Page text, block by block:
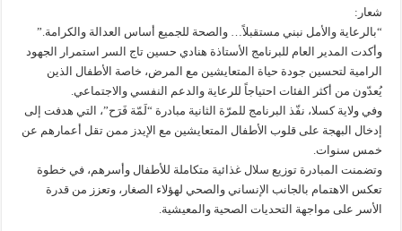
شعار:
“بالرعاية والأمل نبني مستقبلاً… والصحة للجميع أساس العدالة والكرامة.”
وأكدت المدير العام للبرنامج الأستاذة هنادي حسين تاج السر استمرار الجهود
الرامية لتحسين جودة حياة المتعايشين مع المرض، خاصة الأطفال الذين
يُعدّون من أكثر الفئات احتياجاً للرعاية والدعم النفسي والاجتماعي.
وفي ولاية كسلا، نفّذ البرنامج للمرّة الثانية مبادرة “لَمّة فَرَح”، التي هدفت إلى
إدخال البهجة على قلوب الأطفال المتعايشين مع الإيدز ممن تقل أعمارهم عن
خمس سنوات.
وتضمنت المبادرة توزيع سلال غذائية متكاملة للأطفال وأسرهم، في خطوة
تعكس الاهتمام بالجانب الإنساني والصحي لهؤلاء الصغار، وتعزز من قدرة
الأسر على مواجهة التحديات الصحية والمعيشية.